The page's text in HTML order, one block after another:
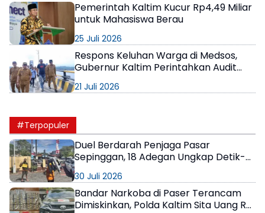
Pemerintah Kaltim Kucur Rp4,49 Miliar
untuk Mahasiswa Berau
25 Juli 2026
Respons Keluhan Warga di Medsos,
Gubernur Kaltim Perintahkan Audit
21 Juli 2026
#Terpopuler
Duel Berdarah Penjaga Pasar
Sepinggan, 18 Adegan Ungkap Detik-
30 Juli 2026
Bandar Narkoba di Paser Terancam
Dimiskinkan, Polda Kaltim Sita Uang Rp1